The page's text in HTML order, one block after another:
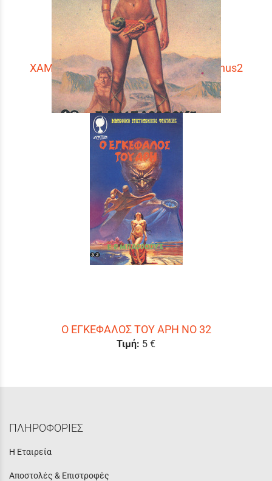
XAMENOI ΣTHN AΦPOΔITH Lost on Venus2
Τιμή: 5 €
O EΓKEΦAΛOΣ TOY APΗ ΝΟ 32
Τιμή: 5 €
ΠΛΗΡΟΦΟΡΙΕΣ
Η Εταιρεία
Αποστολές & Επιστροφές